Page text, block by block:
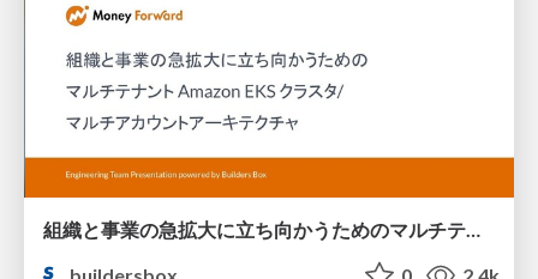
組織と事業の急拡大に立ち向かうためのマルチテナント Amazon EKS クラスタ/マルチアカウントアーキテクチャ / Multi-tenant Amazon EKS cluster and multi-account architecture to face rapid organizational and business growth